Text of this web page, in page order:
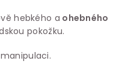
hebkého a ohebného
pokožku.